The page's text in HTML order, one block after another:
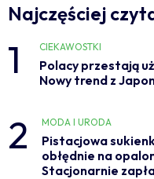
Najczęściej
1 CIEKAWOSTKI
Polacy przestają
Nowy trend z
2 MODA I URODA
Pistacjowa
obłędnie na
Stacjonarnie